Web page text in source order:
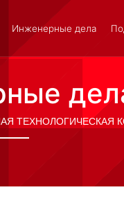
Инженерные дела
ТЕХНОЛОГИЧЕСКАЯ